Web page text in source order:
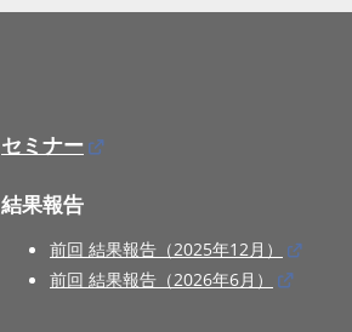
セミナー
結果報告
前回 結果報告（2025年12月）
前回 結果報告（2026年6月）